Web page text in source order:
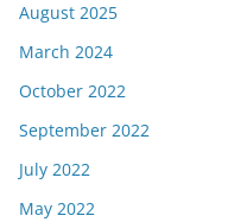
August 2025
March 2024
October 2022
September 2022
July 2022
May 2022